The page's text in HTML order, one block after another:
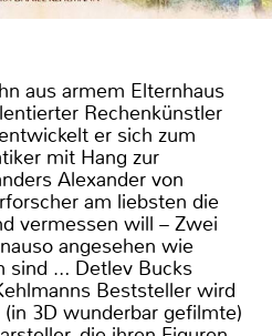
aus armem Elternhaus
Rechenkünstler
er sich zum
mit Hang zur
Alexander von
am liebsten die
vermessen will – Zwei
angesehen wie
sind … Detlev Bucks
Beststeller wird
3D wunderbar gefilmte)